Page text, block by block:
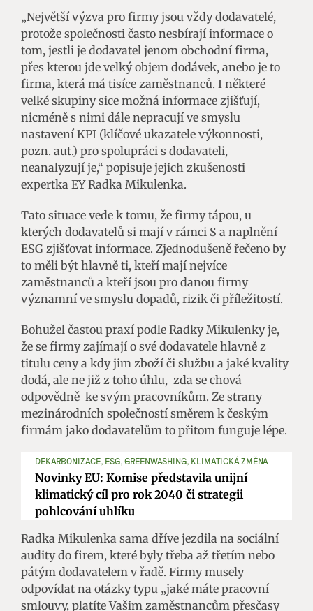
„Největší výzva pro firmy jsou vždy dodavatelé,
protože společnosti často nesbírají informace o
tom, jestli je dodavatel jenom obchodní firma,
přes kterou jde velký objem dodávek, anebo je to
firma, která má tisíce zaměstnanců. I některé
velké skupiny sice možná informace zjišťují,
nicméně s nimi dále nepracují ve smyslu
nastavení KPI (klíčové ukazatele výkonnosti,
pozn. aut.) pro spolupráci s dodavateli,
neanalyzují je,“ popisuje jejich zkušenosti
expertka EY Radka Mikulenka.
Tato situace vede k tomu, že firmy tápou, u
kterých dodavatelů si mají v rámci S a naplnění
ESG zjišťovat informace. Zjednodušeně řečeno by
to měli být hlavně ti, kteří mají nejvíce
zaměstnanců a kteří jsou pro danou firmy
významní ve smyslu dopadů, rizik či příležitostí.
Bohužel častou praxí podle Radky Mikulenky je,
že se firmy zajímají o své dodavatele hlavně z
titulu ceny a kdy jim zboží či službu a jaké kvality
dodá, ale ne již z toho úhlu, zda se chová
odpovědně ke svým pracovníkům. Ze strany
mezinárodních společností směrem k českým
firmám jako dodavatelům to přitom funguje lépe.
DEKARBONIZACE, ESG, GREENWASHING, KLIMATICKÁ ZMĚNA
Novinky EU: Komise představila unijní
klimatický cíl pro rok 2040 či strategii
pohlcování uhlíku
Radka Mikulenka sama dříve jezdila na sociální
audity do firem, které byly třeba až třetím nebo
pátým dodavatelem v řadě. Firmy musely
odpovídat na otázky typu „jaké máte pracovní
smlouvy, platíte Vašim zaměstnancům přesčasy